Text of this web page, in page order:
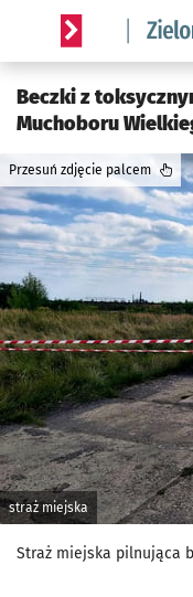
Serwis informacyjny
Beczki z
Muchoboru
straż miejska
Przesuń zdjęcie palcem
Straż miejska pilnująca